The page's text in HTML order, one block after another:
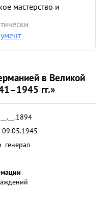
мастерство и
артиллерии
этого плана
глубоко
на р Нейс е и,
успех, вышли на р
форсировали
тем самым
При
операции тов.
штабом армии , и
войсками добился
Военного Совета.
в Великой
гг.»
__.__.1894
09.05.1945
генерал